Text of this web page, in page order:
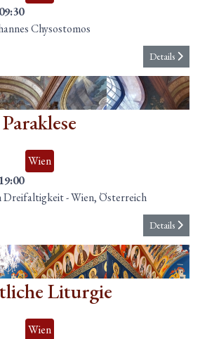
09:30
Chysostomos
Details
Paraklese
Wien
19:00
Dreifaltigkeit-Wien, Österreich
Details
Liturgie
Wien